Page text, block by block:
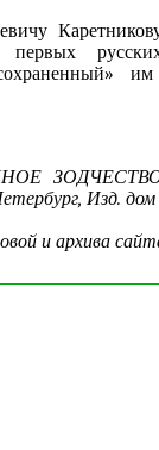
русских
Изд. дом
и архива